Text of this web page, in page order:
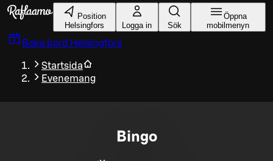
Gå till huvudinnehållet
Position
Helsingfors
Logga in Sök
Öppna
mobilmenyn
Boka bord Helsingfors
Startsida
Evenemang
Bingo